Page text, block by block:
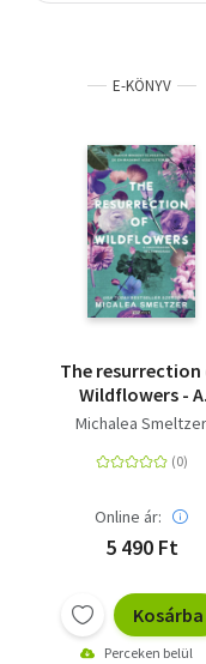
Tankönyv, segédkönyv
Társadalomtudomány
Természettudomány
Történelem
E-KÖNYV
The resurrection
Wildflowers - A
Vadvirágok
Michalea Smeltzer
Online ár:
5 490 Ft
Kosárba
Perceken belül